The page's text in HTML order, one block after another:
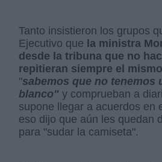
Tanto insistieron los grupos
Ejecutivo que la ministra
desde la tribuna que no
repitieran siempre el
"sabemos que no tenemos
blanco" y comprueban a
supone llegar a acuerdos en
eso dijo que aún les quedan
para "sudar la camiseta".